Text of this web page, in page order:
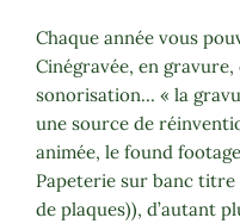
Chaque année vous
Cinégravée, en
sonorisation… « la
une source de
animée, le found
Papeterie sur banc
de plaques)), d’autant